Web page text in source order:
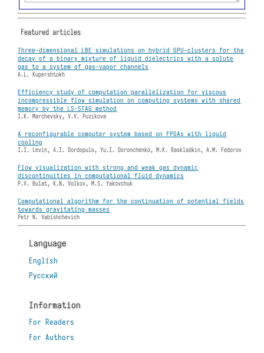
Featured articles
Three-dimensional LBE simulations on hybrid GPU-clusters for the
decay of a binary mixture of liquid dielectrics with a solute
gas to a system of gas-vapor channels
A.L. Kupershtokh
Efficiency study of computation parallelization for viscous
incompressible flow simulation on computing systems with shared
memory by the LS-STAG method
I.K. Marchevsky, V.V. Puzikova
A reconfigurable computer system based on FPGAs with liquid
cooling
I.I. Levin, A.I. Dordopulo, Yu.I. Doronchenko, M.K. Raskladkin, A.M. Fedorov
Flow visualization with strong and weak gas dynamic
discontinuities in computational fluid dynamics
P.V. Bulat, K.N. Volkov, M.S. Yakovchuk
Computational algorithm for the continuation of potential fields
towards gravitating masses
Petr N. Vabishchevich
Language
English
Русский
Information
For Readers
For Authors